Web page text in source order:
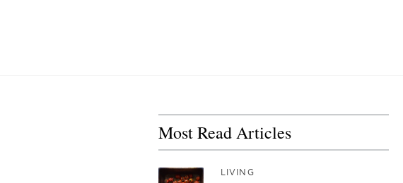
Most Read Articles
LIVING